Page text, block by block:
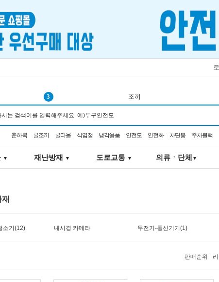
3
조끼
6
오토스
8
선풍기
2
K2-106
춘하복 쿨조끼 쿨타올 식염정 냉각용품 안전모 안전화 차단봉 주차블럭
▼ 재난방재 ▼ 도로교통 ▼ 의류ㆍ단체 ▼
소기(12) 내시경 카메라 무전기-통신기기(1)
판매순위